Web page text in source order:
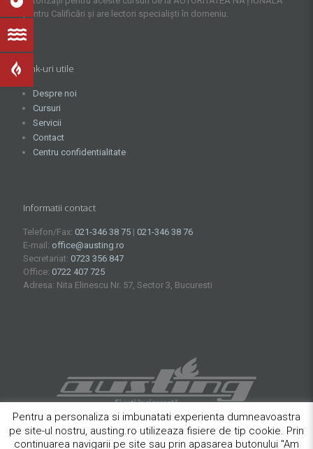
pentru Calificări și are lectori specialiști în domeniu.
Link-uri utile
Despre noi
Cursuri
Servicii
Contact
Centru confidentialitate
Informatii contact
Telefon/Fax: 021-346 38 75 | 021-346 38 76
E-mail: office@austing.ro
Secretariat: 0723 356 847
Office: 0722 407 725
Adresa: Nita Elinescu Nr. 57, Sector 3, Bucuresti
Pentru a personaliza si imbunatati experienta dumneavoastra
pe site-ul nostru, austing.ro utilizeaza fisiere de tip cookie. Prin
continuarea navigarii pe site sau prin apasarea butonului "Am